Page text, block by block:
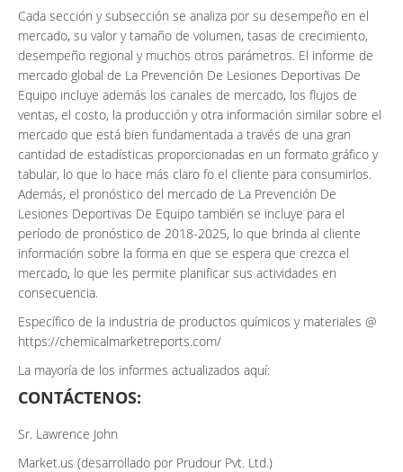
Cada sección y subsección se analiza por su desempeño en el
mercado, su valor y tamaño de volumen, tasas de crecimiento,
desempeño regional y muchos otros parámetros. El informe de
mercado global de La Prevención De Lesiones Deportivas De
Equipo incluye además los canales de mercado, los flujos de
ventas, el costo, la producción y otra información similar sobre el
mercado que está bien fundamentada a través de una gran
cantidad de estadísticas proporcionadas en un formato gráfico y
tabular, lo que lo hace más claro fo el cliente para consumirlos.
Además, el pronóstico del mercado de La Prevención De
Lesiones Deportivas De Equipo también se incluye para el
período de pronóstico de 2018-2025, lo que brinda al cliente
información sobre la forma en que se espera que crezca el
mercado, lo que les permite planificar sus actividades en
consecuencia.
Específico de la industria de productos químicos y materiales @
https://chemicalmarketreports.com/
La mayoría de los informes actualizados aquí:
CONTÁCTENOS:
Sr. Lawrence John
Market.us (desarrollado por Prudour Pvt. Ltd.)